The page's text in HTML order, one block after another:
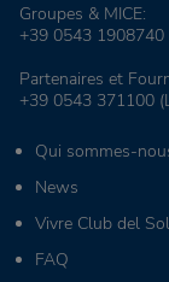
Groupes & MICE:
+39 0543 1908740
Partenaires et
+39 0543 371100
Qui sommes-
News
Vivre Club del
FAQ